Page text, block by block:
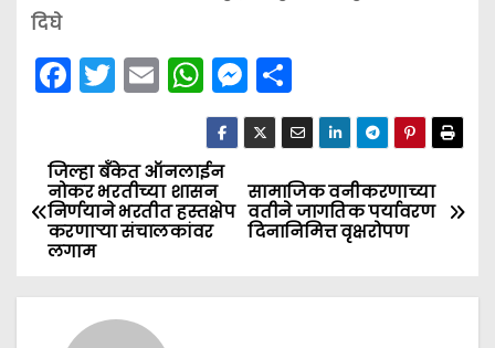
दिघे
F
a
e
b
o
o
k
T
w
er
E
m
l
W
h
a
ts
A
p
p
M
e
s
s
e
n
g
S
h
ar
e
P
o
सामाजिक वनीकरणाच्या
वतीने जागतिक पर्यावरण
दिनानिमित्त वृक्षरोपण
जिल्हा बँकेत ऑनलाईन
नोकर भरतीच्या शासन
निर्णयाने भरतीत हस्तक्षेप
करणार्‍या संचालकांवर
लगाम